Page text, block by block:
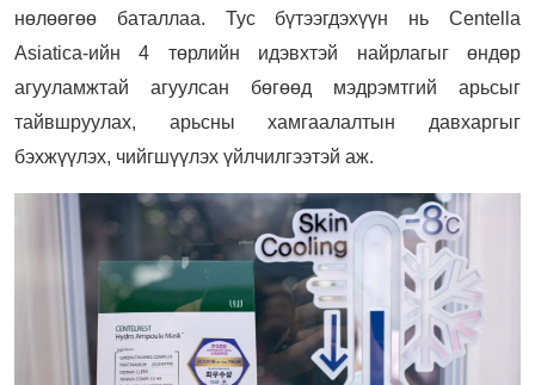
нөлөөгөө баталлаа. Тус бүтээгдэхүүн нь Centella
Asiatica-ийн 4 төрлийн идэвхтэй найрлагыг өндөр
агууламжтай агуулсан бөгөөд мэдрэмтгий арьсыг
тайвшруулах, арьсны хамгаалалтын давхаргыг
бэхжүүлэх, чийгшүүлэх үйлчилгээтэй аж.